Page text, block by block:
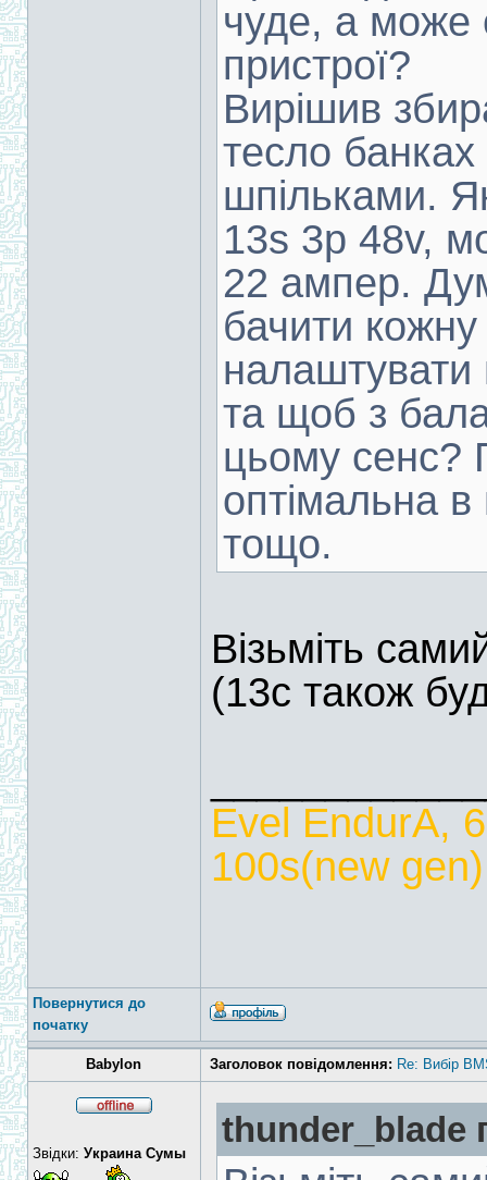
чуде, а може
пристрої?
Вирішив
тесло
шпільками.
13s 3p 48v,
22 ампер.
бачити
налаштувати
та щоб з
цьому сенс?
оптімальна в
тощо.
Візьміть
(13с також
Evel EndurA,
100s(new
Повернутися до
початку
Babylon Заголовок повідомлення: Re: Вибір
Звідки: Украина Сумы
thunder_blade